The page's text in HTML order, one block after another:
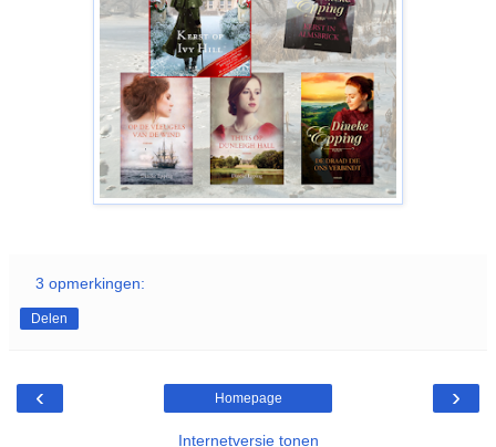
3 opmerkingen:
Delen
‹ ›
Homepage
Internetversie tonen